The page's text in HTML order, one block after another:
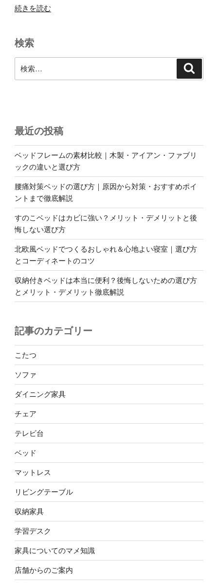
“ソ
を
ぶ
ポ
の
続きを読む
検索
索:
最近の投稿
ベッドフレームの素材比較｜木製・アイアン・ファブリ
ックの違いと選び方
腰痛対策ベッドの選び方｜原因から対策・おすすめポイ
ントまで徹底解説
すのこベッドはカビに強い？メリット・デメリットと後
悔しない選び方
北欧風ベッドでつくるおしゃれ＆心地よい寝室｜選び方
とコーディネートのコツ
収納付きベッドは本当に便利？後悔しないための選び方
とメリット・デメリット徹底解説
記事のカテゴリー
こたつ
ソファ
ダイニング家具
チェア
テレビ台
ベッド
マットレス
リビングテーブル
収納家具
学習デスク
家具についてのマメ知識
店舗からのご案内